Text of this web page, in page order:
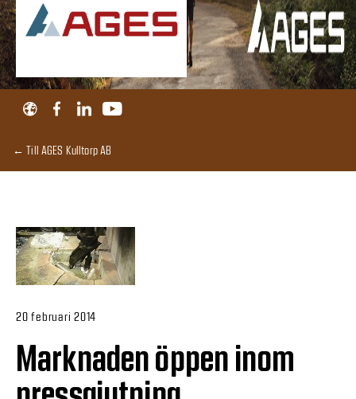
← Till AGES Kulltorp AB
20 februari 2014
Marknaden öppen inom